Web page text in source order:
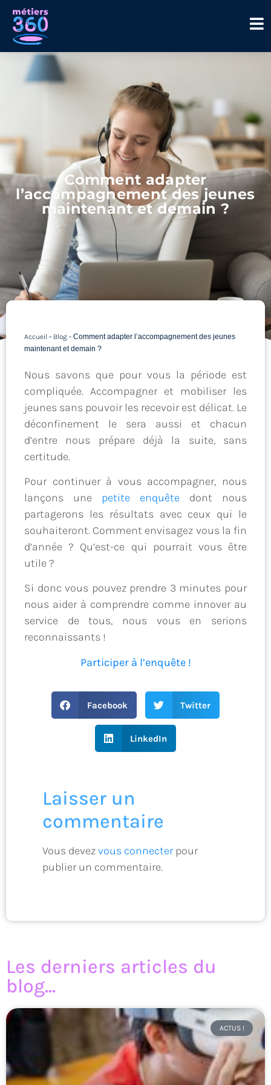
Comment adapter
l’accompagnement des jeunes
maintenant et demain ?
Accueil - Blog - Comment adapter l’accompagnement des jeunes
maintenant et demain ?
Nous savons que pour vous la période est
compliquée. Accompagner et mobiliser les
jeunes sans pouvoir les recevoir est délicat. Le
déconfinement le sera aussi et chacun
d’entre nous prépare déjà la suite, sans
certitude.
Pour continuer à vous accompagner, nous
lançons une petite enquête dont nous
partagerons les résultats avec ceux qui le
souhaiteront. Comment envisagez vous la fin
d’année ? Qu’est-ce qui pourrait vous être
utile ?
Si donc vous pouvez prendre 3 minutes pour
nous aider à comprendre comme innover au
service de tous, nous vous en serions
reconnaissants !
Participer à l’enquête !
Facebook Twitter
LinkedIn
Laisser un
commentaire
Vous devezvous connecterpour
publier un commentaire.
Les derniers articles du
blog...
ACTUS !